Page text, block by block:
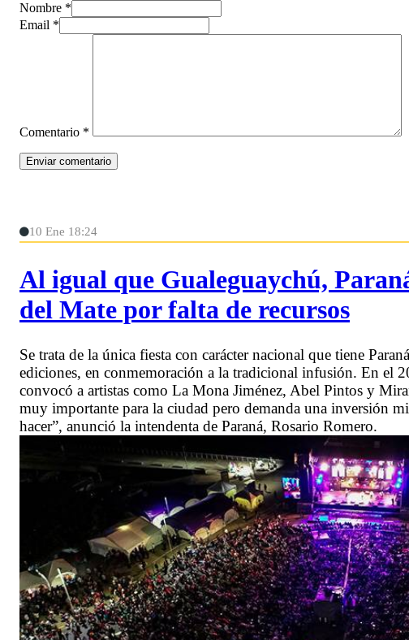
Nombre *
Email *
Comentario *
10 Ene 18:24
Al igual que Gualeguaychú,
del Mate por falta de recursos
Se trata de la única fiesta con carácter nacional que tiene
ediciones, en conmemoración a la tradicional infusión. En el
convocó a artistas como La Mona Jiménez, Abel Pintos y
muy importante para la ciudad pero demanda una inversión
hacer”, anunció la intendenta de Paraná, Rosario Romero.